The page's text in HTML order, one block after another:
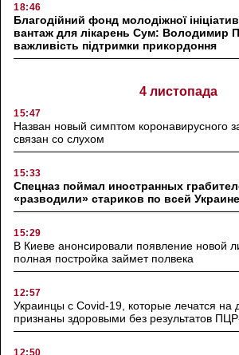
18:46
Благодійний фонд молодіжної
вантаж для лікарень Сум: Володимир
важливість підтримки прикордоння
4 листопада
15:47
Назван новый симптом коронавирусного
связан со слухом
15:33
Спецназ поймал иностранных
«разводили» стариков по всей Украине
15:29
В Киеве анонсировали появление новой
полная постройка займет полвека
12:57
Украинцы с Covid-19, которые лечатся на
признаны здоровыми без результатов
12:50